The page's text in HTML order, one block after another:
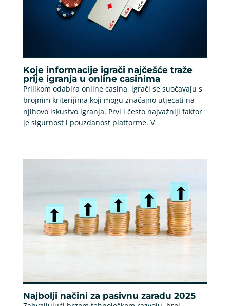
Koje informacije igrači najčešće traže
prije igranja u online casinima
Prilikom odabira online casina, igrači se suočavaju s
brojnim kriterijima koji mogu značajno utjecati na
njihovo iskustvo igranja. Prvi i često najvažniji faktor
je sigurnost i pouzdanost platforme. V
Najbolji načini za pasivnu zaradu 2025